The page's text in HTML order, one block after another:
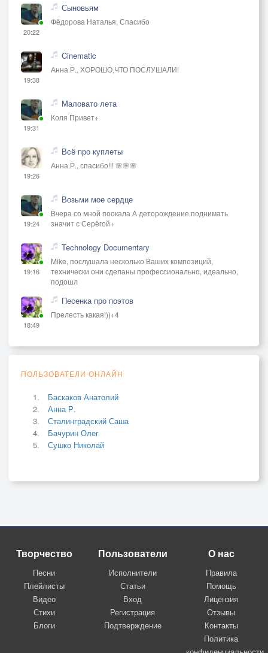
20:22
Сыновьям
Фёдорова Наталья, Спасибо
19:38
Cinematic
Анна Р., ХОРОШО,ЧТО ПОСЛУШАЛИ!
19:31
Маловато лета
Коля Привет+
19:26
Всё про куплеты
Анна Р., спасибо!!! 🌸🌸🌸
19:24
Возьми мое сердце
Вчера со мной поокала А деторождение поднимать
значит с Серёгой+
19:16
Technology Documentary
Mike, послушала несколько Ваших композиций,
технически они сделаны профессионально, идеально,
подошл
18:49
Песенка про поэтов
Прелесть какая!))+4
ПОЛЬЗОВАТЕЛИ ОНЛАЙН
Баскаков Анатолий
Анна Р.
Сталинградский Саша
Бачурин Олег
Сушко Николай
Творчество
Песни
Плейлисты
Видео
Стихи
Блоги
Пользователи
Исполнители
Статьи
Вход
Регистрация
Подтверждение
О нас
Правила
Помощь
Лицензия
Отзывы
Контакты
Политика